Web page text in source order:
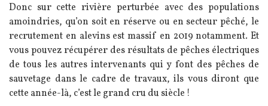
Donc sur cette rivière perturbée avec des populations
amoindries, qu’on soit en réserve ou en secteur pêché, le
recrutement en alevins est massif en 2019 notamment. Et
vous pouvez récupérer des résultats de pêches électriques
de tous les autres intervenants qui y font des pêches de
sauvetage dans le cadre de travaux, ils vous diront que
cette année-là, c’est le grand cru du siècle !